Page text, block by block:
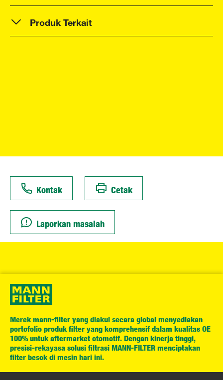
Produk Terkait
Kontak Cetak
Laporkan masalah
Merek mann-filter yang diakui secara global menyediakan
portofolio produk filter yang komprehensif dalam kualitas OE
100% untuk aftermarket otomotif. Dengan kinerja tinggi,
presisi-rekayasa solusi filtrasi MANN-FILTER menciptakan
filter besok di mesin hari ini.